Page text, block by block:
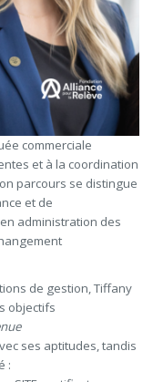
commerciale
et à la coordination
parcours se distingue
et de
administration des
de gestion, Tiffany
objectifs
ses aptitudes, tandis
: